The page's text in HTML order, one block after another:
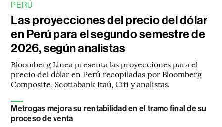
PERÚ
Las proyecciones del precio del dólar
en Perú para el segundo semestre de
2026, según analistas
Bloomberg Línea presenta las proyecciones para el
precio del dólar en Perú recopiladas por Bloomberg
Composite, Scotiabank Itaú, Citi y analistas.
Metrogas mejora su rentabilidad en el tramo final de su
proceso de venta